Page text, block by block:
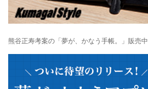
熊谷正寿考案の「夢が、かなう手帳。」販売中